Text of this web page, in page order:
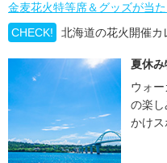
金麦花火特等席＆グッズが当
CHECK!
北海道の花火開催カ
夏休み
ウォ
の楽
かけス